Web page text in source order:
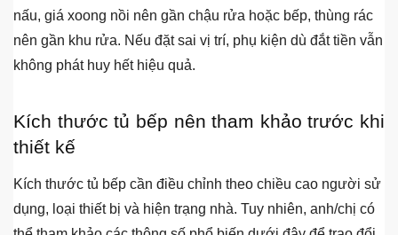
nấu, giá xoong nồi nên gần chậu rửa hoặc bếp, thùng rác
nên gần khu rửa. Nếu đặt sai vị trí, phụ kiện dù đắt tiền vẫn
không phát huy hết hiệu quả.
Kích thước tủ bếp nên tham khảo trước khi
thiết kế
Kích thước tủ bếp cần điều chỉnh theo chiều cao người sử
dụng, loại thiết bị và hiện trạng nhà. Tuy nhiên, anh/chị có